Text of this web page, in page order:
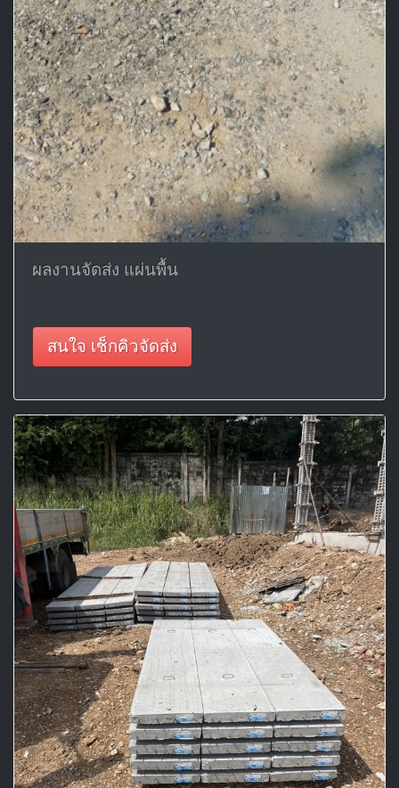
ผลงานจัดส่ง แผ่นพื้น
สนใจ เช็กคิวจัดส่ง